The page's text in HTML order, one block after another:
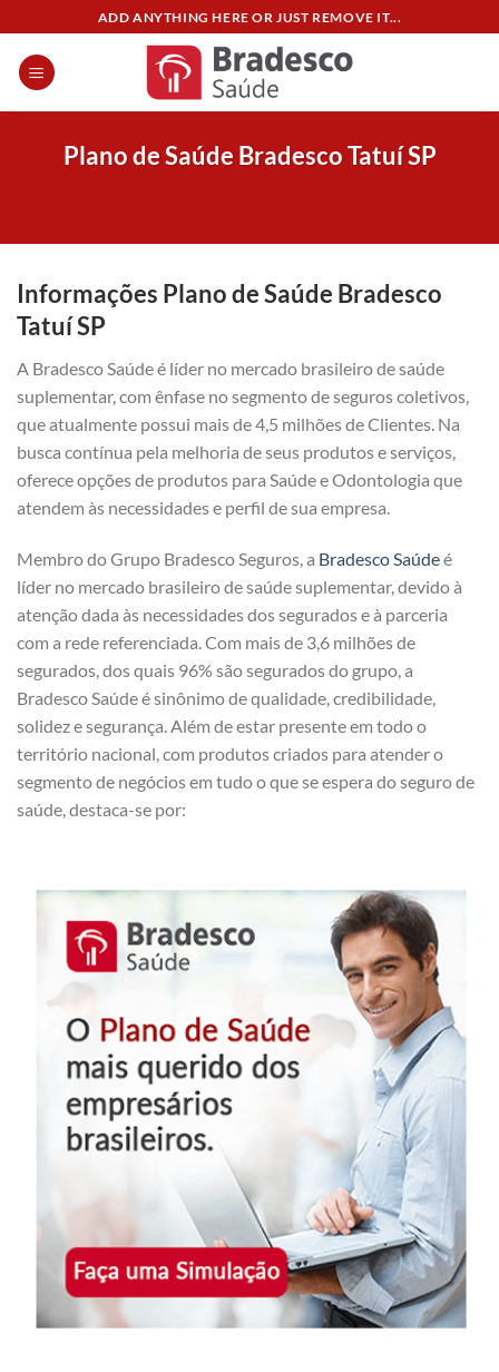
content
ADD ANYTHING HERE OR JUST REMOVE IT...
Plano de Saúde Bradesco Tatuí SP
Informações Plano de Saúde Bradesco
Tatuí SP
A Bradesco Saúde é líder no mercado brasileiro de saúde
suplementar, com ênfase no segmento de seguros coletivos,
que atualmente possui mais de 4,5 milhões de Clientes. Na
busca contínua pela melhoria de seus produtos e serviços,
oferece opções de produtos para Saúde e Odontologia que
atendem às necessidades e perfil de sua empresa.
Membro do Grupo Bradesco Seguros, a Bradesco Saúdeé
líder no mercado brasileiro de saúde suplementar, devido à
atenção dada às necessidades dos segurados e à parceria
com a rede referenciada. Com mais de 3,6 milhões de
segurados, dos quais 96% são segurados do grupo, a
Bradesco Saúde é sinônimo de qualidade, credibilidade,
solidez e segurança. Além de estar presente em todo o
território nacional, com produtos criados para atender o
segmento de negócios em tudo o que se espera do seguro de
saúde, destaca-se por: